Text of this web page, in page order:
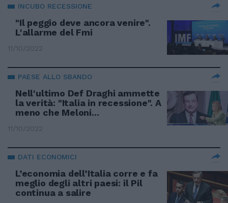
INCUBO RECESSIONE
"Il peggio deve ancora venire".
L'allarme del Fmi
11/10/2022
PAESE ALLO SBANDO
Nell'ultimo Def Draghi ammette
la verità: "Italia in recessione". A
meno che Meloni...
11/10/2022
DATI ECONOMICI
L’economia dell’Italia corre e fa
meglio degli altri paesi: il Pil
continua a salire